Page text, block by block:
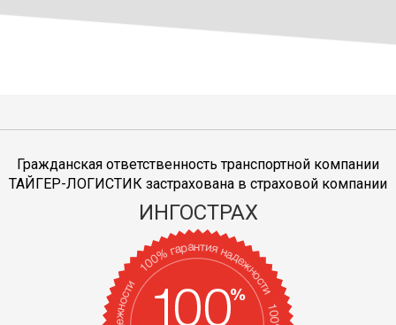
Гражданская ответственность транспортной компании
ТАЙГЕР-ЛОГИСТИК застрахована в страховой компании
ИНГОСТРАХ